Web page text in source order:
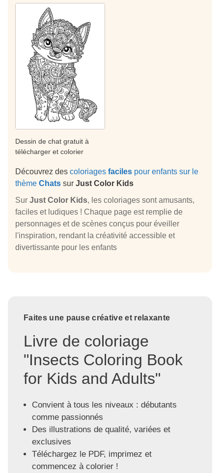
Dessin de chat gratuit à
télécharger et colorier
Découvrez des coloriages faciles pour enfants sur le
thème Chats sur Just Color Kids
Sur Just Color Kids, les coloriages sont amusants,
faciles et ludiques ! Chaque page est remplie de
personnages et de scènes conçus pour éveiller
l'inspiration, rendant la créativité accessible et
divertissante pour les enfants
Faites une pause créative et relaxante
Livre de coloriage
"Insects Coloring Book
for Kids and Adults"
Convient à tous les niveaux : débutants
comme passionnés
Des illustrations de qualité, variées et
exclusives
Téléchargez le PDF, imprimez et
commencez à colorier !